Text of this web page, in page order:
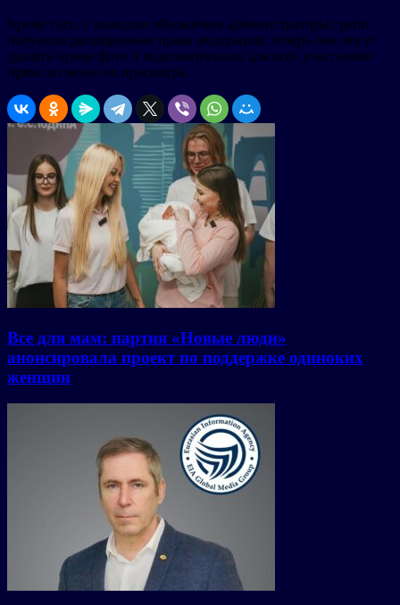
Кроме того, с выходом обновления администраторы групп
получили расширенные права модерации: теперь они могут
удалять чужие фото и видеоматериалы для всех участников
прямо из меню их просмотра.
Все для мам: партия «Новые люди»
анонсировала проект по поддержке одиноких
женщин